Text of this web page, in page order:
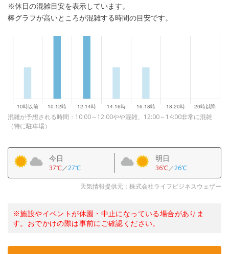
※休日の混雑目安を表示しています。
棒グラフが高いところが混雑する時間の目安です。
混雑が予想される時間：10:00～12:00やや混雑、12:00～14:00非常に混雑
（特に駐車場）
今日
37℃／27℃
明日
36℃／26℃
天気情報提供元：株式会社ライフビジネスウェザー
※施設やイベントが休園・中止になっている場合がありま
す。おでかけの際は事前にご確認ください。